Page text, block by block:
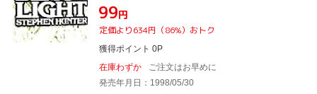
¥99円
定価より634円（86%）おトク
獲得ポイント 0P
在庫わずか
ご注文はお早めに
発売年月日：1998/05/30